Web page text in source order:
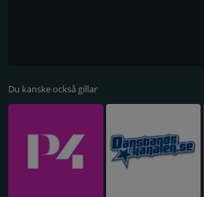
Du kanske också gillar